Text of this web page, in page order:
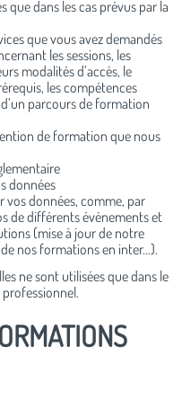
que dans les cas prévus par la
que vous avez demandés
les sessions, les
modalités d’accès, le
les compétences
parcours de formation
de formation que nous
données
vos données, comme, par
de différents évènements et
(mise à jour de notre
nos formations en inter…).
ne sont utilisées que dans le